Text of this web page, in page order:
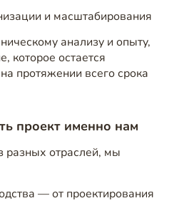
и масштабирования
анализу и опыту,
которое остается
протяжении всего срока
проект именно нам
разных отраслей, мы
— от проектирования